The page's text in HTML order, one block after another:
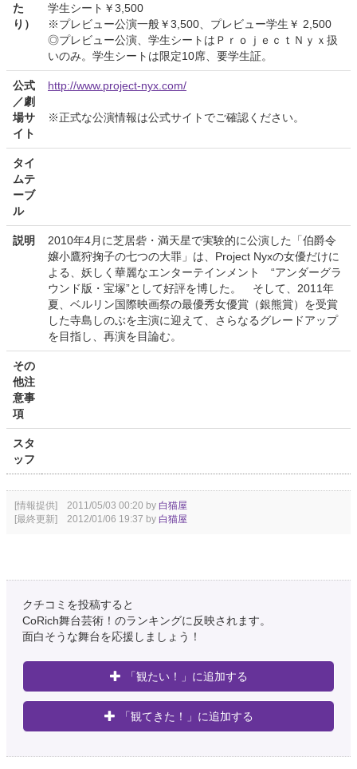
た
り）
学生シート￥3,500
※プレビュー公演一般￥3,500、プレビュー学生￥ 2,500
◎プレビュー公演、学生シートはＰｒｏｊｅｃｔＮｙｘ扱
いのみ。学生シートは限定10席、要学生証。
公式
／劇
場サ
イト
http://www.project-nyx.com/
※正式な公演情報は公式サイトでご確認ください。
タイ
ムテ
ーブ
ル
説明
2010年4月に芝居砦・満天星で実験的に公演した「伯爵令
嬢小鷹狩掬子の七つの大罪」は、Project Nyxの女優だけに
よる、妖しく華麗なエンターテインメント “アンダーグラ
ウンド版・宝塚”として好評を博した。 そして、2011年
夏、ベルリン国際映画祭の最優秀女優賞（銀熊賞）を受賞
した寺島しのぶを主演に迎えて、さらなるグレードアップ
を目指し、再演を目論む。
その
他注
意事
項
スタ
ッフ
[情報提供] 2011/05/03 00:20 by 白猫屋
[最終更新] 2012/01/06 19:37 by 白猫屋
クチコミを投稿すると
CoRich舞台芸術！のランキングに反映されます。
面白そうな舞台を応援しましょう！
「観たい！」に追加する
「観てきた！」に追加する